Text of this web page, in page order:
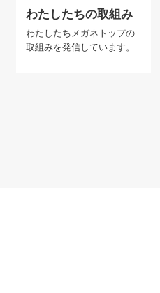
わたしたちの取組み
わたしたちメガネトップの
取組みを発信しています。